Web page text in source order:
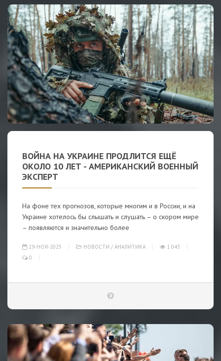
ВОЙНА НА УКРАИНЕ ПРОДЛИТСЯ ЕЩЁ
ОКОЛО 10 ЛЕТ - АМЕРИКАНСКИЙ ВОЕННЫЙ
ЭКСПЕРТ
На фоне тех прогнозов, которые многим и в России, и на
Украине хотелось бы слышать и слушать – о скором мире
– появляются и значительно более
29-НОЯ-2025 НОВОСТИ / АНАЛИТИКА
1 043
0